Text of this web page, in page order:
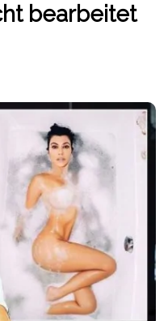
bearbeitet